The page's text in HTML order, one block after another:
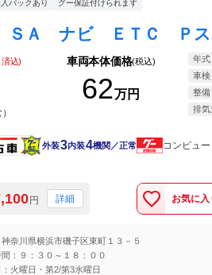
入パックあり グー保証付けられます
込) 車両本体価格(税込)
62万円
年式
車検
整備
排気
外装3内装4機関／正常 コンピュ
円 詳細 お気に入
奈川県横浜市磯子区東町１３－５
：９：３０～１８：００
：火曜日・第2/第3水曜日